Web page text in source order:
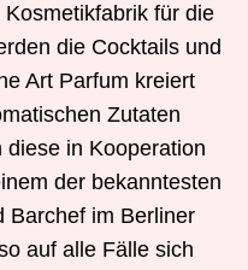
für die
die Cocktails und
Art Parfum kreiert
Zutaten
in Kooperation
der bekanntesten
Barchef im Berliner
auf alle Fälle sich